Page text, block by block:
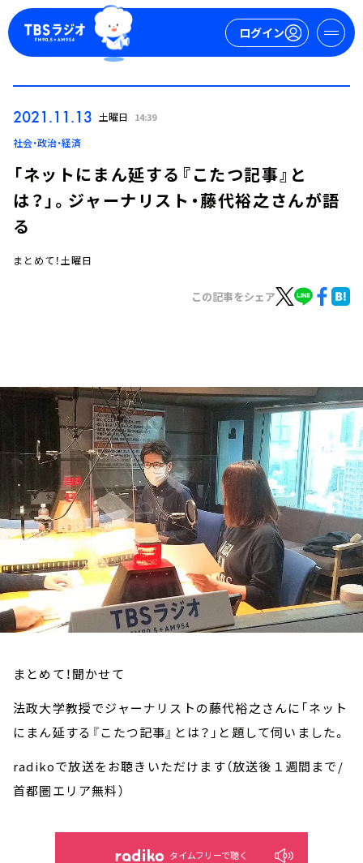
ログイン
イベント・グッズ
YouTube
会社情報
2021.11.13 土曜日 14:39
社会・政治・経済
「ネットにまん延する『こたつ記事』と
は？」。ジャーナリスト・藤代裕之さんが語
る
まとめて！土曜日
この記事をシェア
まとめて！聞かせて
法政大学教授でジャーナリストの藤代裕之さんに「ネット
にまん延する『こたつ記事』とは？」と題して伺いました。
radikoで放送をお聴きいただけます（放送後１週間まで/
首都圏エリア無料）
タイムフリーで聴く